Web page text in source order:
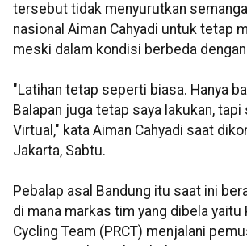
tersebut tidak menyurutkan
nasional Aiman Cahyadi untuk tetap
meski dalam kondisi berbeda
"Latihan tetap seperti biasa. Hanya
Balapan juga tetap saya lakukan, tapi
Virtual," kata Aiman Cahyadi saat
Jakarta, Sabtu.
Pebalap asal Bandung itu saat ini
di mana markas tim yang dibela yaitu
Cycling Team (PRCT) menjalani